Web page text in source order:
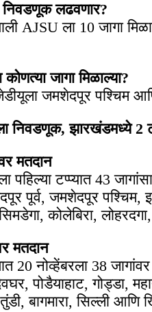
निवडणूक लढवणार?
AJSU ला 10 जागा
जागा मिळाल्या?
जमशेदपूर पश्चिम
निवडणूक, झारखंडमध्ये 2
मतदान
टप्प्यात 43
पूर्व, जमशेदपूर पश्चिम,
कोलेबिरा,
मतदान
20 नोव्हेंबरला 38
पोडैयाहाट, गोड्डा,
बागमारा, सिल्ली